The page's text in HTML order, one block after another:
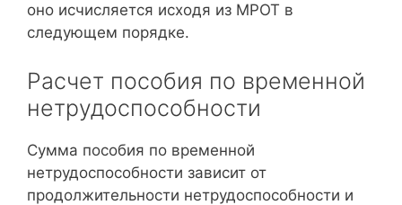
оно исчисляется исходя из МРОТ в
следующем порядке.
Расчет пособия по временной
нетрудоспособности
Сумма пособия по временной
нетрудоспособности зависит от
продолжительности нетрудоспособности и